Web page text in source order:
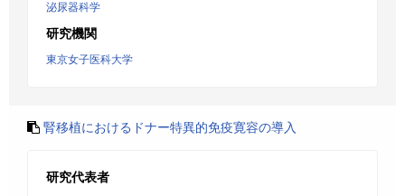
泌尿器科学
研究機関
東京女子医科大学
腎移植におけるドナー特異的免疫寛容の導入
研究代表者